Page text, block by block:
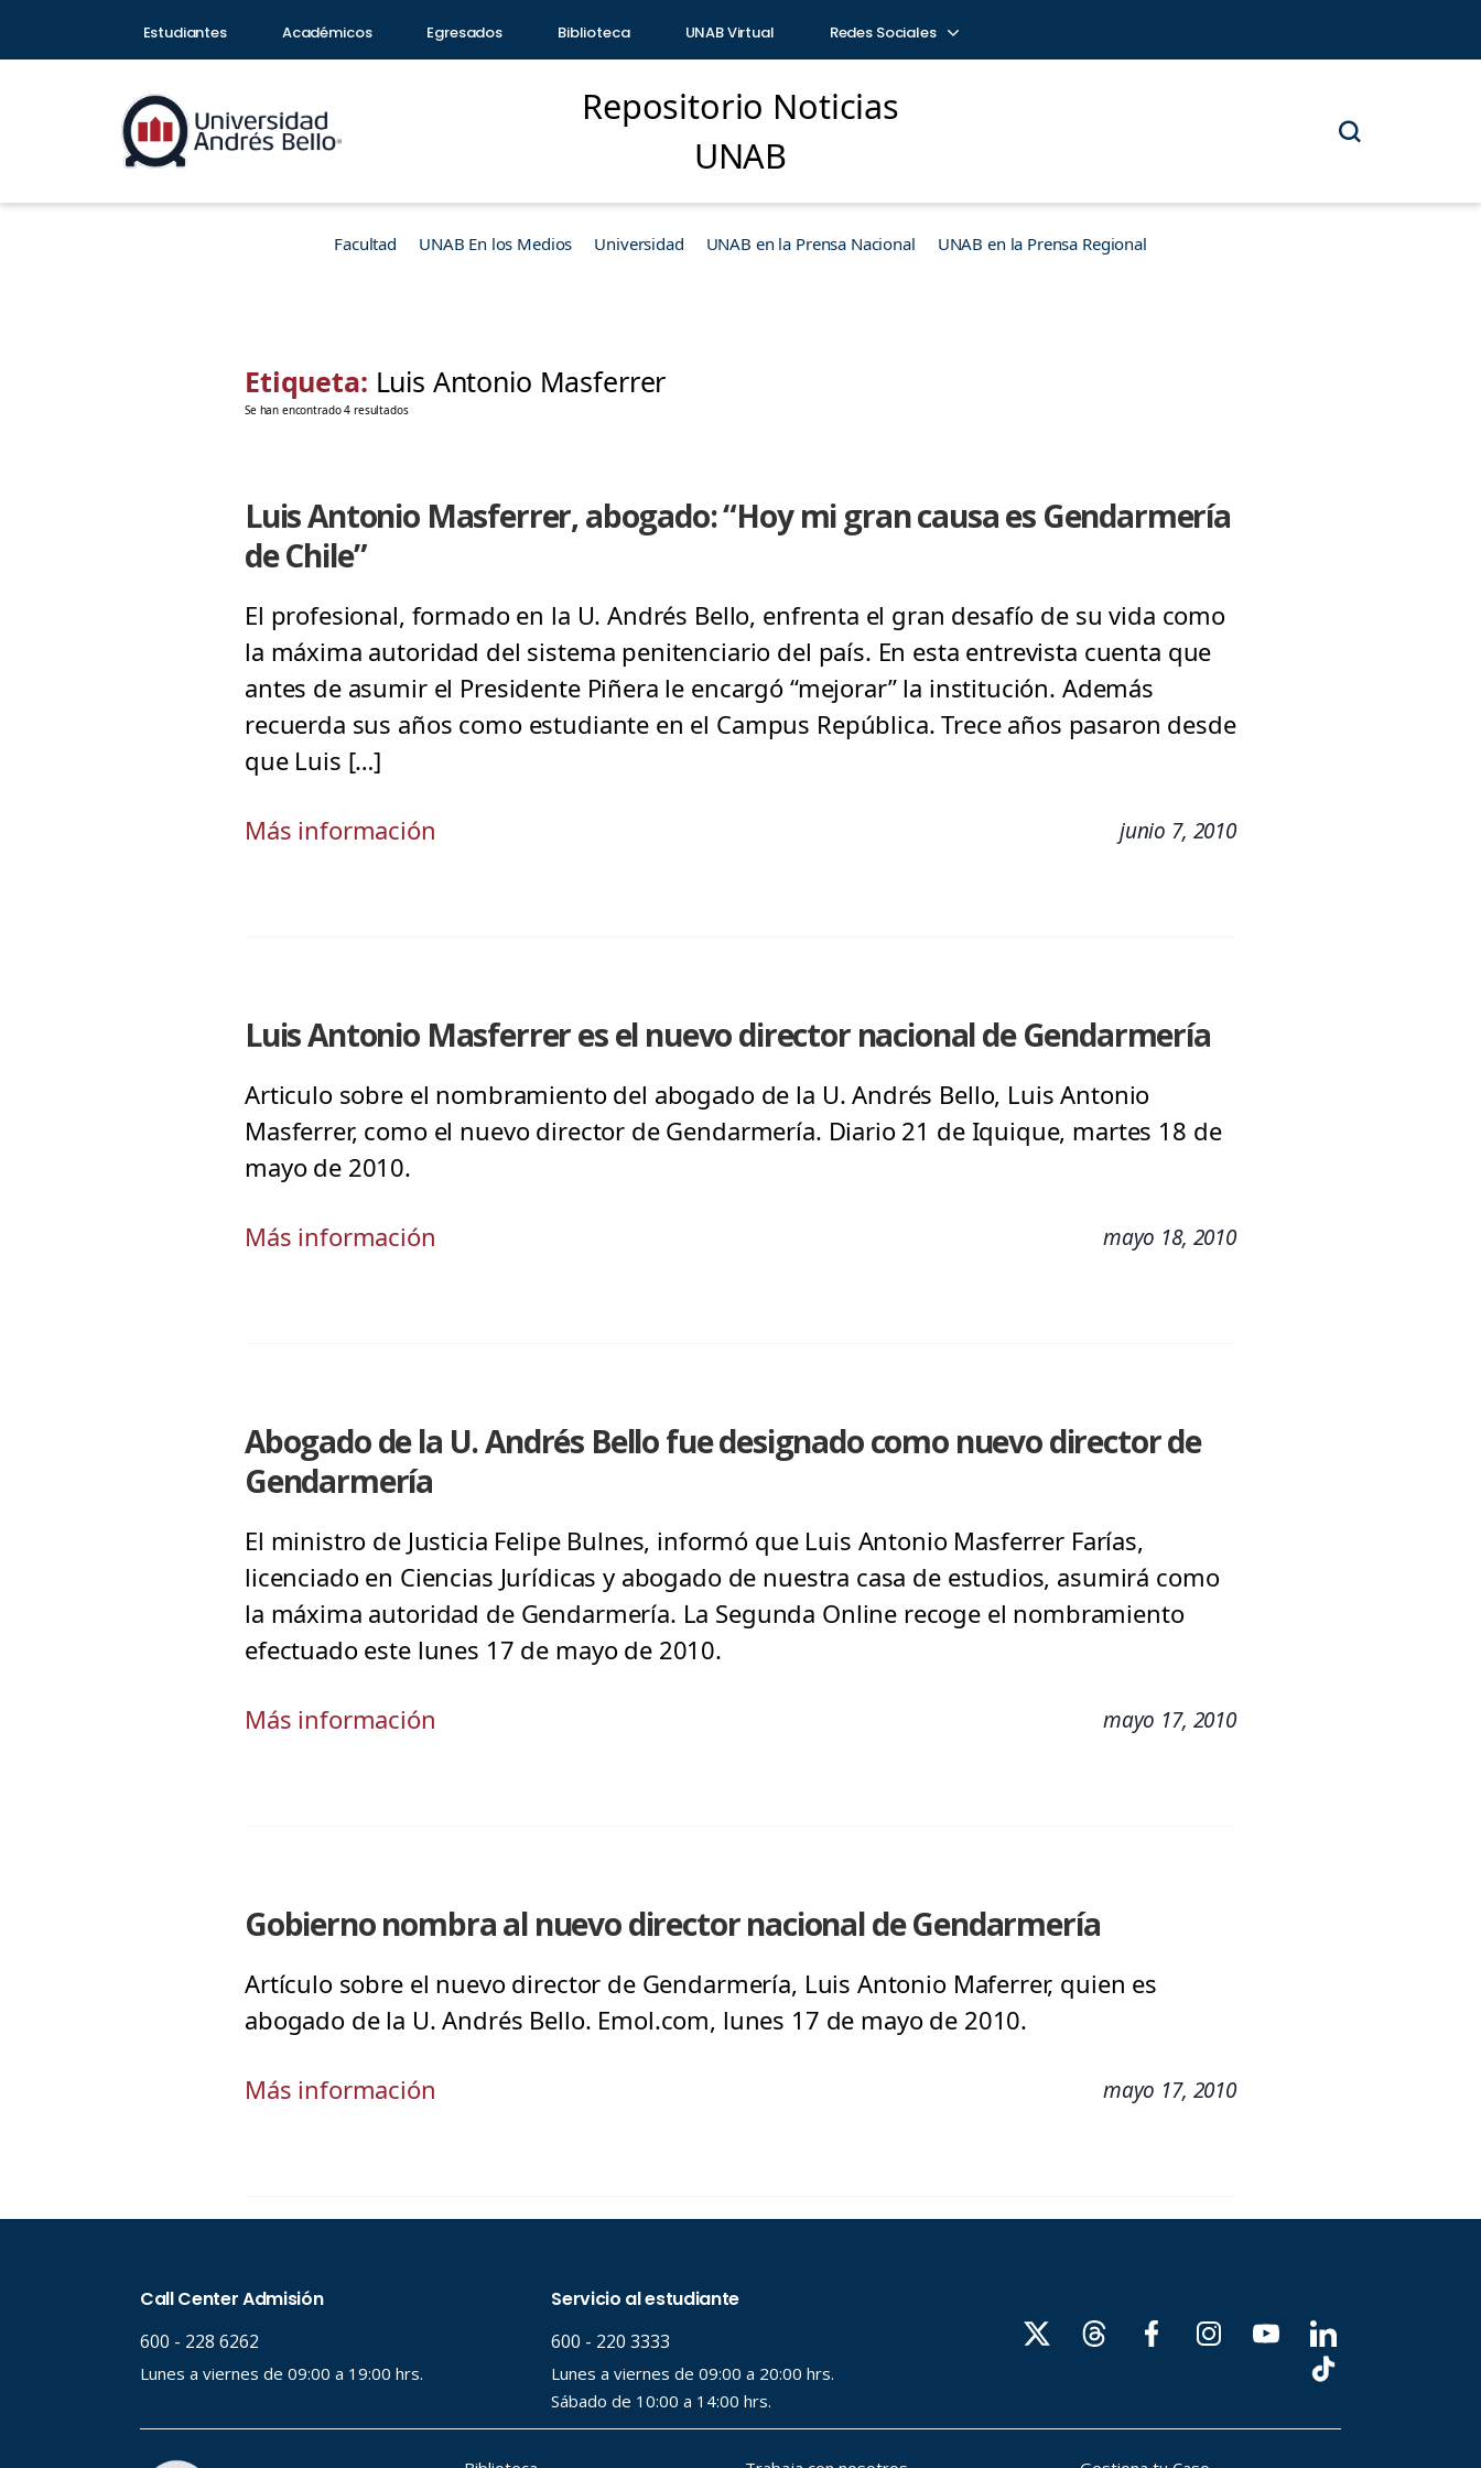
Estudiantes Académicos Egresados Biblioteca UNAB Virtual Redes Sociales
Repositorio Noticias
UNAB
Facultad UNAB En los Medios Universidad UNAB en la Prensa Nacional UNAB en la Prensa Regional
Etiqueta: Luis Antonio Masferrer
Se han encontrado 4 resultados
Luis Antonio Masferrer, abogado: “Hoy mi gran causa es Gendarmería
de Chile”
El profesional, formado en la U. Andrés Bello, enfrenta el gran desafío de su vida como
la máxima autoridad del sistema penitenciario del país. En esta entrevista cuenta que
antes de asumir el Presidente Piñera le encargó “mejorar” la institución. Además
recuerda sus años como estudiante en el Campus República. Trece años pasaron desde
que Luis […]
Más información junio 7, 2010
Luis Antonio Masferrer es el nuevo director nacional de Gendarmería
Articulo sobre el nombramiento del abogado de la U. Andrés Bello, Luis Antonio
Masferrer, como el nuevo director de Gendarmería. Diario 21 de Iquique, martes 18 de
mayo de 2010.
Más información mayo 18, 2010
Abogado de la U. Andrés Bello fue designado como nuevo director de
Gendarmería
El ministro de Justicia Felipe Bulnes, informó que Luis Antonio Masferrer Farías,
licenciado en Ciencias Jurídicas y abogado de nuestra casa de estudios, asumirá como
la máxima autoridad de Gendarmería. La Segunda Online recoge el nombramiento
efectuado este lunes 17 de mayo de 2010.
Más información mayo 17, 2010
Gobierno nombra al nuevo director nacional de Gendarmería
Artículo sobre el nuevo director de Gendarmería, Luis Antonio Maferrer, quien es
abogado de la U. Andrés Bello. Emol.com, lunes 17 de mayo de 2010.
Más información mayo 17, 2010